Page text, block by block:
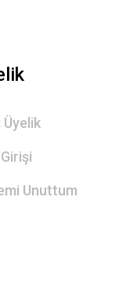
Üyelik
Unuttum